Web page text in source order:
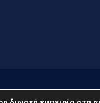
© 2022. Με